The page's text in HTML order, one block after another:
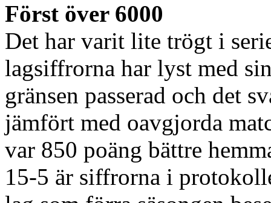
Först över 6000
Det har varit lite trögt i
lagsiffrorna har lyst med
gränsen passerad och det
jämfört med oavgjorda
var 850 poäng bättre
15-5 är siffrorna i